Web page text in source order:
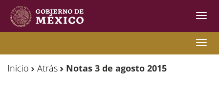
de
de
Inicio Atrás Notas 3 de agosto 2015